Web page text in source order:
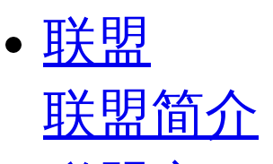
联盟
联盟简介